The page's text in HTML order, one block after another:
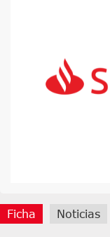
Ficha Noticias